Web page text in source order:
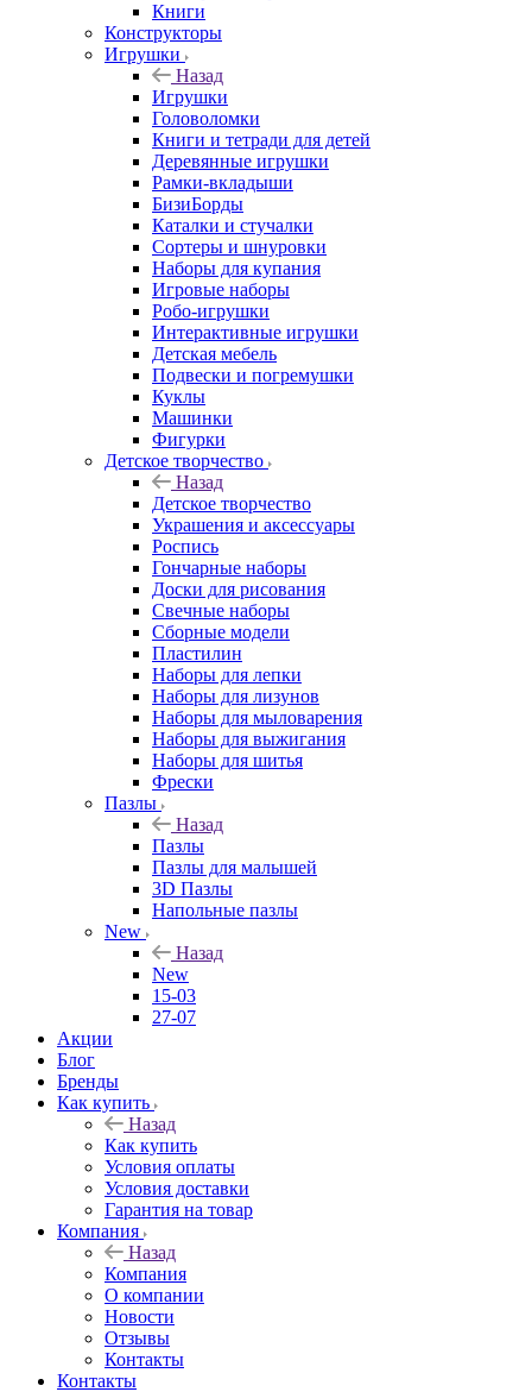
Книги
Конструкторы
Игрушки
Назад
Игрушки
Головоломки
Книги и тетради для детей
Деревянные игрушки
Рамки-вкладыши
БизиБорды
Каталки и стучалки
Сортеры и шнуровки
Наборы для купания
Игровые наборы
Робо-игрушки
Интерактивные игрушки
Детская мебель
Подвески и погремушки
Куклы
Машинки
Фигурки
Детское творчество
Назад
Детское творчество
Украшения и аксессуары
Роспись
Гончарные наборы
Доски для рисования
Свечные наборы
Сборные модели
Пластилин
Наборы для лепки
Наборы для лизунов
Наборы для мыловарения
Наборы для выжигания
Наборы для шитья
Фрески
Пазлы
Назад
Пазлы
Пазлы для малышей
3D Пазлы
Напольные пазлы
New
Назад
New
15-03
27-07
Акции
Блог
Бренды
Как купить
Назад
Как купить
Условия оплаты
Условия доставки
Гарантия на товар
Компания
Назад
Компания
О компании
Новости
Отзывы
Контакты
Контакты